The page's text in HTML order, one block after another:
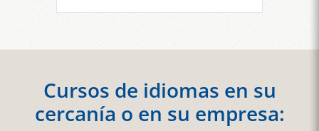
Cursos de idiomas en su
cercanía o en su empresa: